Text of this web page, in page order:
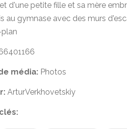
d'une petite fille et sa mère
au gymnase avec des murs
plan
média: Photos
ArturVerkhovetskiy